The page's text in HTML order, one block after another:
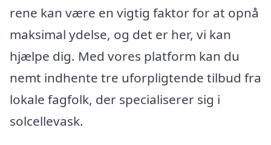
rene kan være en vigtig faktor for at opnå
maksimal ydelse, og det er her, vi kan
hjælpe dig. Med vores platform kan du
nemt indhente tre uforpligtende tilbud fra
lokale fagfolk, der specialiserer sig i
solcellevask.